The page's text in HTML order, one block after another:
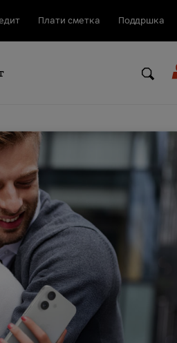
Плати сметка Поддршка